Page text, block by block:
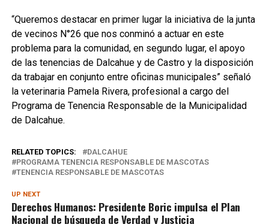
“Queremos destacar en primer lugar la iniciativa de la junta
de vecinos N°26 que nos conminó a actuar en este
problema para la comunidad, en segundo lugar, el apoyo
de las tenencias de Dalcahue y de Castro y la disposición
da trabajar en conjunto entre oficinas municipales” señaló
la veterinaria Pamela Rivera, profesional a cargo del
Programa de Tenencia Responsable de la Municipalidad
de Dalcahue.
RELATED TOPICS:
DALCAHUE
PROGRAMA TENENCIA RESPONSABLE DE MASCOTAS
TENENCIA RESPONSABLE DE MASCOTAS
UP NEXT
Derechos Humanos: Presidente Boric impulsa el Plan
Nacional de búsqueda de Verdad y Justicia